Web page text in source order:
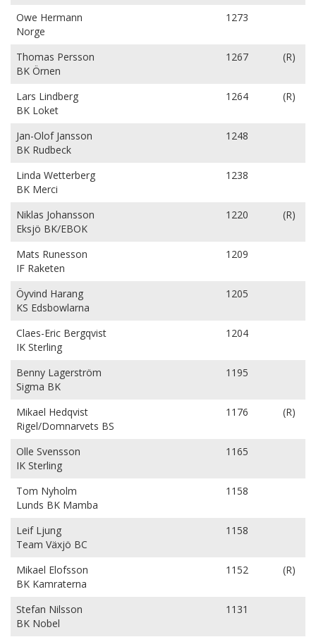
Owe Hermann
Norge
1273
Thomas Persson
BK Örnen
1267 (R)
Lars Lindberg
BK Loket
1264 (R)
Jan-Olof Jansson
BK Rudbeck
1248
Linda Wetterberg
BK Merci
1238
Niklas Johansson
Eksjö BK/EBOK
1220 (R)
Mats Runesson
IF Raketen
1209
Öyvind Harang
KS Edsbowlarna
1205
Claes-Eric Bergqvist
IK Sterling
1204
Benny Lagerström
Sigma BK
1195
Mikael Hedqvist
Rigel/Domnarvets BS
1176 (R)
Olle Svensson
IK Sterling
1165
Tom Nyholm
Lunds BK Mamba
1158
Leif Ljung
Team Växjö BC
1158
Mikael Elofsson
BK Kamraterna
1152 (R)
Stefan Nilsson
BK Nobel
1131